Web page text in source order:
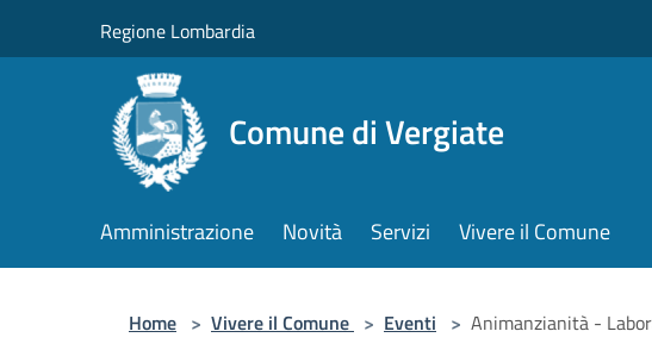
Regione Lombardia
Comune di Vergiate
Amministrazione Novità Servizi Vivere il Comune
Home > Vivere il Comune > Eventi > Animanzianità -